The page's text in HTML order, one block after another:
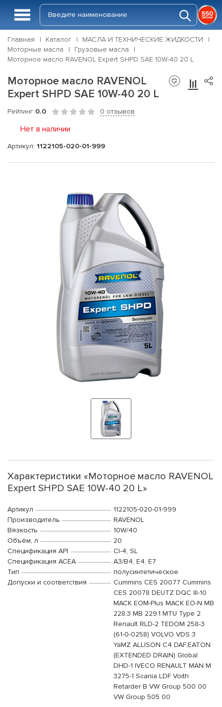
Главная Каталог
МАСЛА И ТЕХНИЧЕСКИЕ ЖИДКОСТИ
Моторные масла
Грузовые масла
Моторное масло RAVENOL Expert SHPD SAE 10W-40 20 L
Моторное масло RAVENOL
Expert SHPD SAE 10W-40 20 L
Рейтинг 0.0 0 отзывов
Нет в наличии
Артикул: 1122105-020-01-999
Характеристики «Моторное масло RAVENOL
Expert SHPD SAE 10W-40 20 L»
Артикул
1122105-020-01-999
Производитель
RAVENOL
Вязкость
10W/40
Объём, л
20
Спецификация API
CI-4, SL
Спецификация ACEA
A3/B4, E4, E7
Тип
полусинтетическое
Допуски и соответствия
Cummins CES 20077 Cummins
CES 20078 DEUTZ DQC III-10
MACK EOM-Plus MACK EO-N MB
228.3 MB 229.1 MTU Type 2
Renault RLD-2 TEDOM 258-3
(61-0-0258) VOLVO VDS 3
YaMZ ALLISON C4 DAF;EATON
(EXTENDED DRAIN) Global
DHD-1 IVECO RENAULT MAN M
3275-1 Scania LDF Voith
Retarder B VW Group 500 00
VW Group 505 00